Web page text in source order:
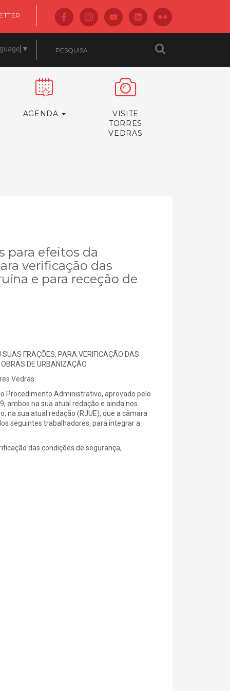
▼
AGENDA
VISITE
TORRES
VEDRAS
para efeitos da
verificação das
e para receção de
FRAÇÕES, PARA VERIFICAÇÃO DAS
DE URBANIZAÇÃO
Vedras:
Procedimento Administrativo, aprovado pelo
ambos na sua atual redação e ainda nos
na sua atual redação (RJUE), que a câmara
seguintes trabalhadores, para integrar a
das condições de segurança,